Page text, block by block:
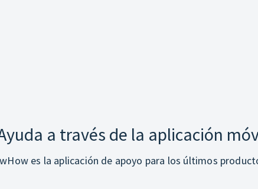
a través de la aplicación
es la aplicación de apoyo para los últimos